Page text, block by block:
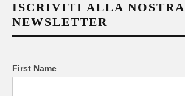
ISCRIVITI ALLA NOSTRA
NEWSLETTER
First Name